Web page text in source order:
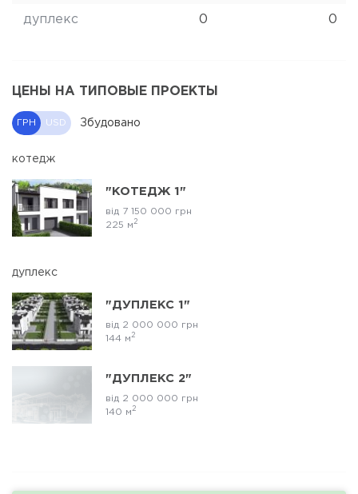
дуплекс 0 0
ЦЕНЫ НА ТИПОВЫЕ ПРОЕКТЫ
ГРН USD Збудовано
котедж
"КОТЕДЖ 1"
від 7 150 000 грн
225 м 2
дуплекс
"ДУПЛЕКС 1"
від 2 000 000 грн
144 м 2
"ДУПЛЕКС 2"
від 2 000 000 грн
140 м 2